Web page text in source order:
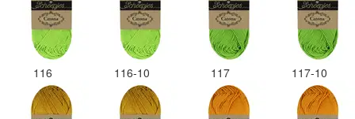
116 116-10 117 117-10